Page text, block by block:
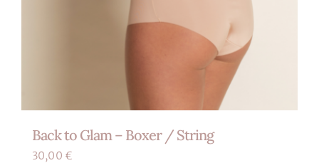
Back to Glam – Boxer / String
30,00 €